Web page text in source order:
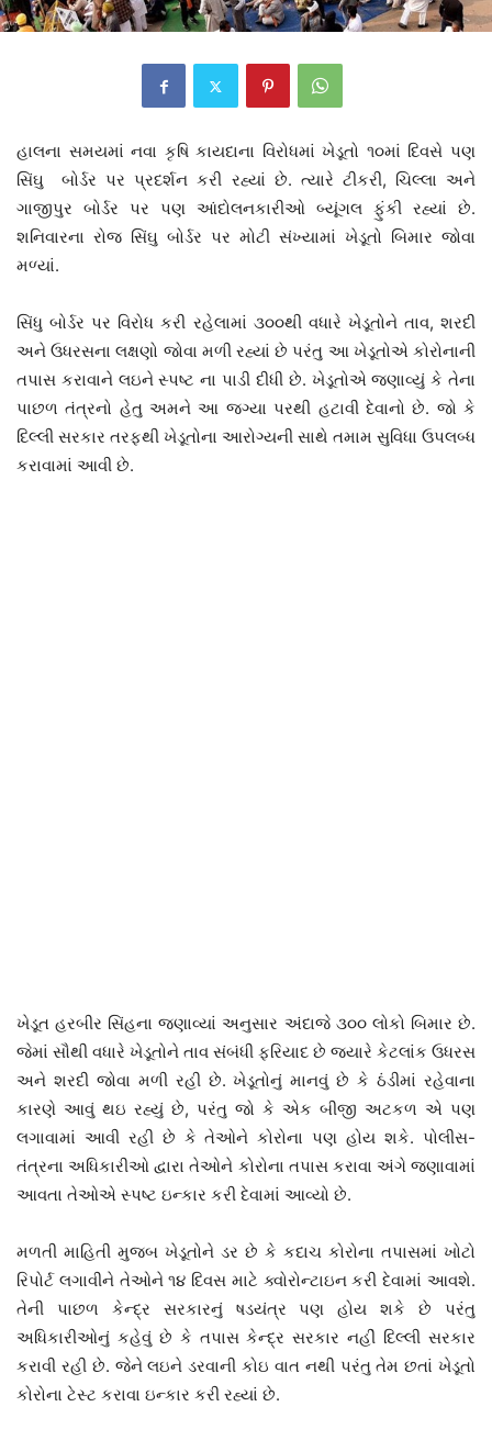
હાલના સમયમાં નવા કૃષિ કાયદાના વિરોધમાં ખેડૂતો ૧૦માં દિવસે પણ
સિંઘુ બોર્ડર પર પ્રદર્શન કરી રહ્યાં છે. ત્યારે ટીકરી, ચિલ્લા અને
ગાજીપુર બોર્ડર પર પણ આંદોલનકારીઓ બ્યૂંગલ ફુંકી રહ્યાં છે.
શનિવારના રોજ સિંઘુ બોર્ડર પર મોટી સંખ્યામાં ખેડૂતો બિમાર જોવા
મળ્યાં.
સિંધુ બોર્ડર પર વિરોધ કરી રહેલામાં ૩૦૦થી વધારે ખેડૂતોને તાવ, શરદી
અને ઉધરસના લક્ષણો જોવા મળી રહ્યાં છે પરંતુ આ ખેડૂતોએ કોરોનાની
તપાસ કરાવાને લઇને સ્પષ્ટ ના પાડી દીધી છે. ખેડૂતોએ જણાવ્યું કે તેના
પાછળ તંત્રનો હેતુ અમને આ જગ્યા પરથી હટાવી દેવાનો છે. જો કે
દિલ્લી સરકાર તરફથી ખેડૂતોના આરોગ્યની સાથે તમામ સુવિધા ઉપલબ્ધ
કરાવામાં આવી છે.
ખેડૂત હરબીર સિંહના જણાવ્યાં અનુસાર અંદાજે ૩૦૦ લોકો બિમાર છે.
જેમાં સૌથી વધારે ખેડૂતોને તાવ સંબંધી ફરિયાદ છે જ્યારે કેટલાંક ઉધરસ
અને શરદી જોવા મળી રહી છે. ખેડૂતોનું માનવું છે કે ઠંડીમાં રહેવાના
કારણે આવું થઇ રહ્યું છે, પરંતુ જો કે એક બીજી અટકળ એ પણ
લગાવામાં આવી રહી છે કે તેઓને કોરોના પણ હોય શકે. પોલીસ-
તંત્રના અધિકારીઓ દ્વારા તેઓને કોરોના તપાસ કરાવા અંગે જણાવામાં
આવતા તેઓએ સ્પષ્ટ ઇન્કાર કરી દેવામાં આવ્યો છે.
મળતી માહિતી મુજબ ખેડૂતોને ડર છે કે કદાચ કોરોના તપાસમાં ખોટો
રિપોર્ટ લગાવીને તેઓને ૧૪ દિવસ માટે ક્વોરોન્ટાઇન કરી દેવામાં આવશે.
તેની પાછળ કેન્દ્ર સરકારનું ષડયંત્ર પણ હોય શકે છે પરંતુ
અધિકારીઓનું કહેવું છે કે તપાસ કેન્દ્ર સરકાર નહીં દિલ્લી સરકાર
કરાવી રહી છે. જેને લઇને ડરવાની કોઇ વાત નથી પરંતુ તેમ છતાં ખેડૂતો
કોરોના ટેસ્ટ કરાવા ઇન્કાર કરી રહ્યાં છે.